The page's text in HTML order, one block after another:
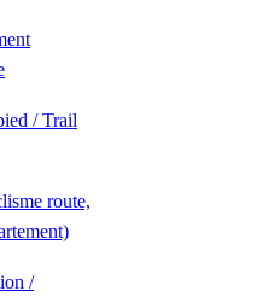
/ Trail
route,
/